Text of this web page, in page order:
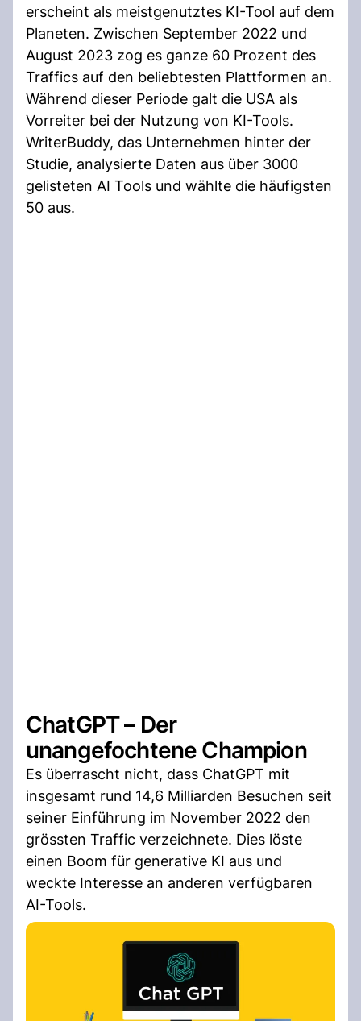
erscheint als meistgenutztes KI-Tool auf dem
Planeten. Zwischen September 2022 und
August 2023 zog es ganze 60 Prozent des
Traffics auf den beliebtesten Plattformen an.
Während dieser Periode galt die USA als
Vorreiter bei der Nutzung von KI-Tools.
WriterBuddy, das Unternehmen hinter der
Studie, analysierte Daten aus über 3000
gelisteten AI Tools und wählte die häufigsten
50 aus.
ChatGPT – Der
unangefochtene Champion
Es überrascht nicht, dass ChatGPT mit
insgesamt rund 14,6 Milliarden Besuchen seit
seiner Einführung im November 2022 den
grössten Traffic verzeichnete. Dies löste
einen Boom für generative KI aus und
weckte Interesse an anderen verfügbaren
AI-Tools.